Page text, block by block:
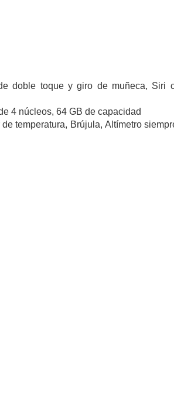
doble toque y giro de muñeca, Siri
4 núcleos, 64 GB de capacidad
de temperatura, Brújula, Altímetro